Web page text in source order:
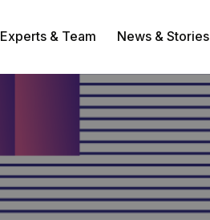
Experts & Team News & Stories
News & Stories Contact